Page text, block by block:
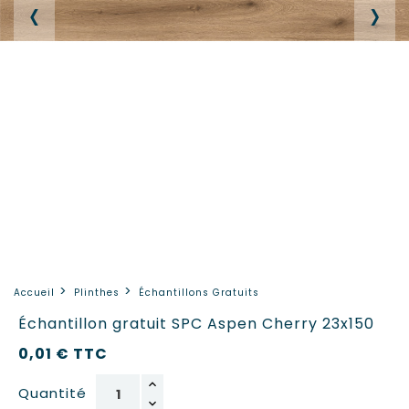
‹ ›
Accueil Plinthes Échantillons Gratuits
Échantillon gratuit SPC Aspen Cherry 23x150
0,01 € TTC
Quantité